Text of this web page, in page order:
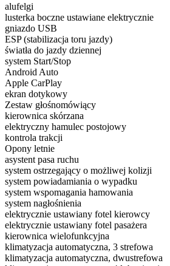
alufelgi
lusterka boczne ustawiane elektrycznie
gniazdo USB
ESP (stabilizacja toru jazdy)
światła do jazdy dziennej
system Start/Stop
Android Auto
Apple CarPlay
ekran dotykowy
Zestaw głośnomówiący
kierownica skórzana
elektryczny hamulec postojowy
kontrola trakcji
Opony letnie
asystent pasa ruchu
system ostrzegający o możliwej kolizji
system powiadamiania o wypadku
system wspomagania hamowania
system nagłośnienia
elektrycznie ustawiany fotel kierowcy
elektrycznie ustawiany fotel pasażera
kierownica wielofunkcyjna
klimatyzacja automatyczna, 3 strefowa
klimatyzacja automatyczna, dwustrefowa